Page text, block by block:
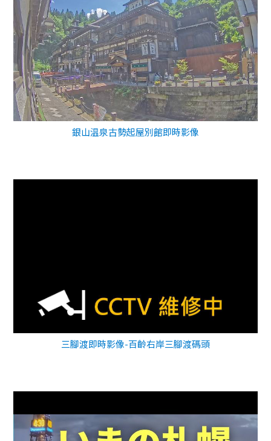
銀山温泉古勢起屋別館即時影像
三腳渡即時影像-百齡右岸三腳渡碼頭